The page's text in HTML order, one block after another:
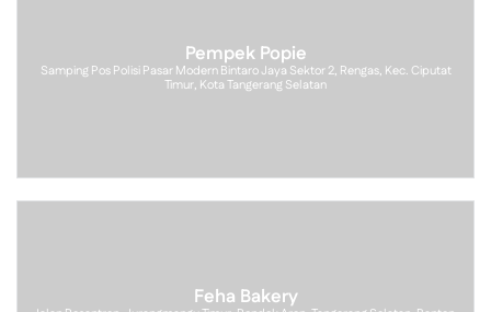
Pempek Popie
Samping Pos Polisi Pasar Modern Bintaro Jaya Sektor 2, Rengas, Kec. Ciputat
Timur, Kota Tangerang Selatan
Feha Bakery